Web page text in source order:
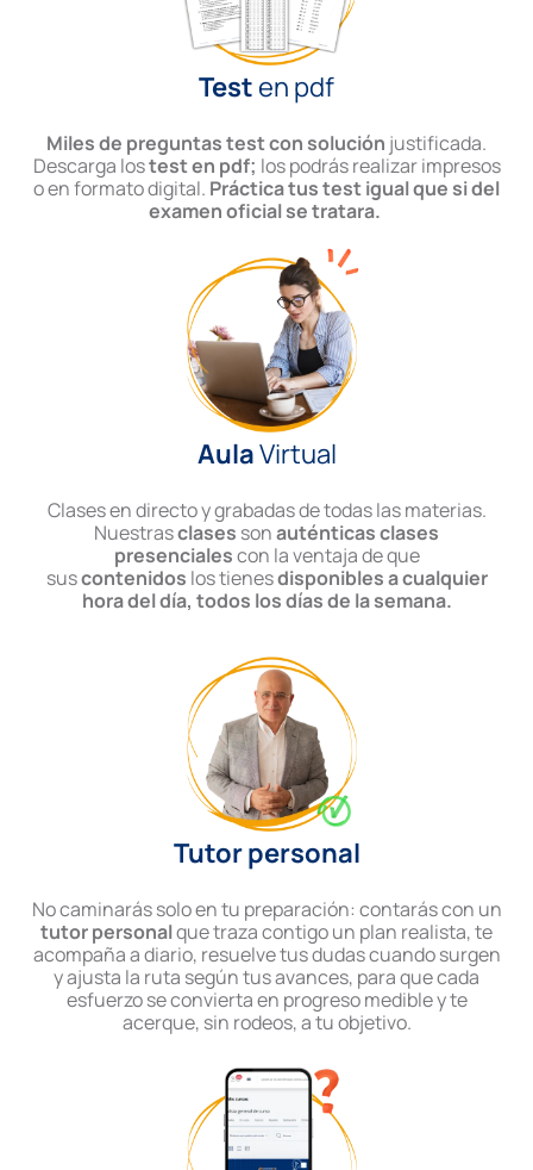
Test en pdf
Miles de preguntas test con solución justificada.
Descarga lostest en pdf; los podrás realizar impresos
o en formato digital. Práctica tus test igual que si del
examen oficial se tratara.
AulaVirtual
Clases en directo y grabadas de todas las materias.
Nuestrasclases sonauténticas clases
presencialescon la ventaja de que
suscontenidos los tienesdisponibles a cualquier
hora del día, todos los días de la semana.
Tutor personal
No caminarás solo en tu preparación: contarás con un
tutor personalque traza contigo un plan realista, te
acompaña a diario, resuelve tus dudas cuando surgen
y ajusta la ruta según tus avances, para que cada
esfuerzo se convierta en progreso medible y te
acerque, sin rodeos, a tu objetivo.